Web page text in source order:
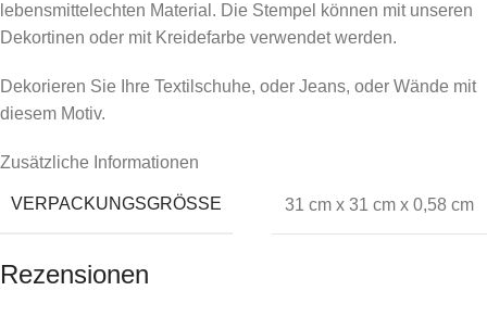
lebensmittelechten Material. Die Stempel können mit unseren
Dekortinen oder mit Kreidefarbe verwendet werden.
Dekorieren Sie Ihre Textilschuhe, oder Jeans, oder Wände mit
diesem Motiv.
Zusätzliche Informationen
VERPACKUNGSGRÖSSE 31 cm x 31 cm x 0,58 cm
Rezensionen